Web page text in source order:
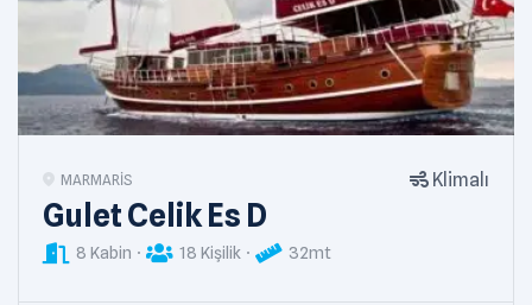
MARMARIS Klimalı
Gulet Celik Es D
8 Kabin 18 Kişilik 32mt